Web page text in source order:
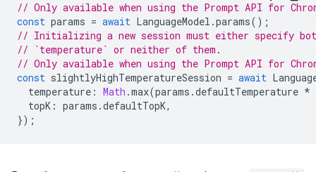
// Only available when using the Prompt API for
const params = await LanguageModel .params();
// Initializing a new session must either specify
// `temperature` or neither of them.
// Only available when using the Prompt API for
const slightlyHighTemperatureSession = await
temperature : Math .max(params .defaultTemperature *
topK : params .defaultTopK,
});